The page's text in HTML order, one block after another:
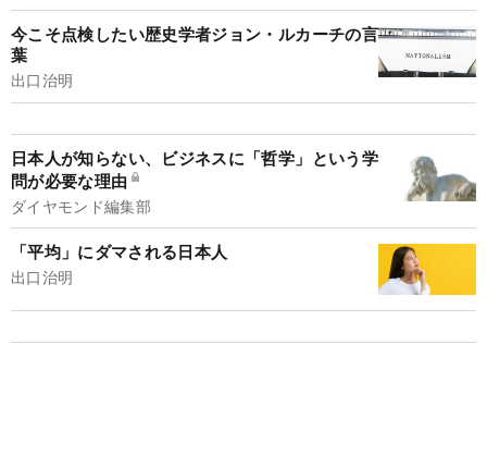
今こそ点検したい歴史学者ジョン・ルカーチの言
葉
出口治明
日本人が知らない、ビジネスに「哲学」という学
問が必要な理由
ダイヤモンド編集部
「平均」にダマされる日本人
出口治明